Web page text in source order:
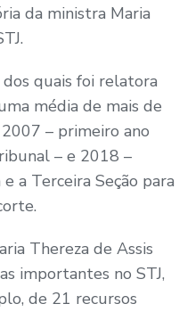
da ministra Maria
quais foi relatora
média de mais de
– primeiro ano
– e 2018 –
a Terceira Seção para
Thereza de Assis
importantes no STJ,
de 21 recursos